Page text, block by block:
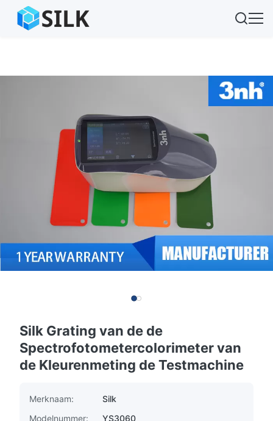
Silk Grating van de de
Spectrofotometercolorimeter van
de Kleurenmeting de Testmachine
Merknaam:
Silk
Modelnummer:
YS3060